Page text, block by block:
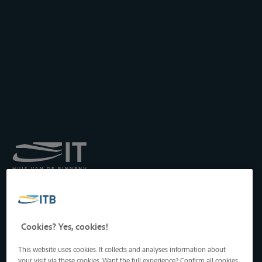
Transport auf der
Drukpersstraat 19
1000 Brüssel, Belgien
Tel: +32 2 217 09 67
http://www.itb-info.be
Cookies? Yes, cookies!
This website uses cookies. It collects and analyses information about